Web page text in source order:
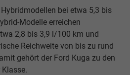
bei etwa 5,3 bis
Modelle erreichen
2,8 bis 3,9 l/100 km und
Reichweite von bis zu rund
gehört der Ford Kuga zu den